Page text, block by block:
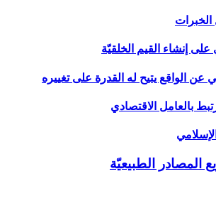
الخبرات
على إنشاء القيم الخلقيّة
عن الواقع يتيح له القدرة على تغييره
بالعامل الاقتصادي
المصادر الطبيعيّة